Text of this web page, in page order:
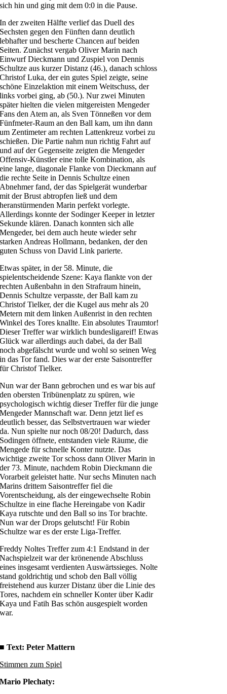
sich hin und ging mit dem 0:0 in die Pause.
In der zweiten Hälfte verlief das Duell des
Sechsten gegen den Fünften dann deutlich
lebhafter und bescherte Chancen auf beiden
Seiten. Zunächst vergab Oliver Marin nach
Einwurf Dieckmann und Zuspiel von Dennis
Schultze aus kurzer Distanz (46.), danach schloss
Christof Luka, der ein gutes Spiel zeigte, seine
schöne Einzelaktion mit einem Weitschuss, der
links vorbei ging, ab (50.). Nur zwei Minuten
später hielten die vielen mitgereisten Mengeder
Fans den Atem an, als Sven Tönneßen vor dem
Fünfmeter-Raum an den Ball kam, um ihn dann
um Zentimeter am rechten Lattenkreuz vorbei zu
schießen. Die Partie nahm nun richtig Fahrt auf
und auf der Gegenseite zeigten die Mengeder
Offensiv-Künstler eine tolle Kombination, als
eine lange, diagonale Flanke von Dieckmann auf
die rechte Seite in Dennis Schultze einen
Abnehmer fand, der das Spielgerät wunderbar
mit der Brust abtropfen ließ und dem
heranstürmenden Marin perfekt vorlegte.
Allerdings konnte der Sodinger Keeper in letzter
Sekunde klären. Danach konnten sich alle
Mengeder, bei dem auch heute wieder sehr
starken Andreas Hollmann, bedanken, der den
guten Schuss von David Link parierte.
Etwas später, in der 58. Minute, die
spielentscheidende Szene: Kaya flankte von der
rechten Außenbahn in den Strafraum hinein,
Dennis Schultze verpasste, der Ball kam zu
Christof Tielker, der die Kugel aus mehr als 20
Metern mit dem linken Außenrist in den rechten
Winkel des Tores knallte. Ein absolutes Traumtor!
Dieser Treffer war wirklich bundesligareif! Etwas
Glück war allerdings auch dabei, da der Ball
noch abgefälscht wurde und wohl so seinen Weg
in das Tor fand. Dies war der erste Saisontreffer
für Christof Tielker.
Nun war der Bann gebrochen und es war bis auf
den obersten Tribünenplatz zu spüren, wie
psychologisch wichtig dieser Treffer für die junge
Mengeder Mannschaft war. Denn jetzt lief es
deutlich besser, das Selbstvertrauen war wieder
da. Nun spielte nur noch 08/20! Dadurch, dass
Sodingen öffnete, entstanden viele Räume, die
Mengede für schnelle Konter nutzte. Das
wichtige zweite Tor schoss dann Oliver Marin in
der 73. Minute, nachdem Robin Dieckmann die
Vorarbeit geleistet hatte. Nur sechs Minuten nach
Marins drittem Saisontreffer fiel die
Vorentscheidung, als der eingewechselte Robin
Schultze in eine flache Hereingabe von Kadir
Kaya rutschte und den Ball so ins Tor brachte.
Nun war der Drops gelutscht! Für Robin
Schultze war es der erste Liga-Treffer.
Freddy Noltes Treffer zum 4:1 Endstand in der
Nachspielzeit war der krönenende Abschluss
eines insgesamt verdienten Auswärtssieges. Nolte
stand goldrichtig und schob den Ball völlig
freistehend aus kurzer Distanz über die Linie des
Tores, nachdem ein schneller Konter über Kadir
Kaya und Fatih Bas schön ausgespielt worden
war.
■Text: Peter Mattern
Stimmen zum Spiel
Mario Plechaty: